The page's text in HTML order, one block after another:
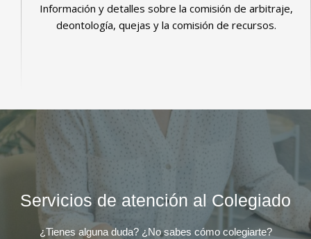
Información y detalles sobre la comisión de arbitraje,
deontología, quejas y la comisión de recursos.
Servicios de atención al Colegiado
¿Tienes alguna duda? ¿No sabes cómo colegiarte?